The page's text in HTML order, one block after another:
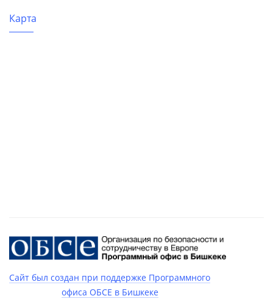
Карта
Сайт был создан при поддержке Программного
офиса ОБСЕ в Бишкеке